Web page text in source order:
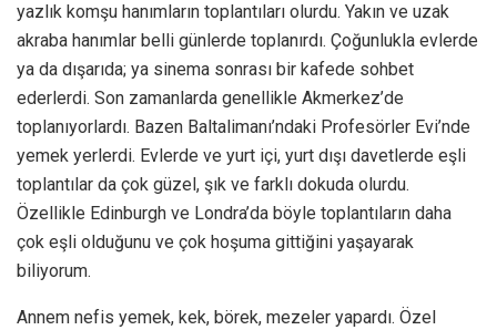
yazlık komşu hanımların toplantıları olurdu. Yakın ve uzak
akraba hanımlar belli günlerde toplanırdı. Çoğunlukla evlerde
ya da dışarıda; ya sinema sonrası bir kafede sohbet
ederlerdi. Son zamanlarda genellikle Akmerkez’de
toplanıyorlardı. Bazen Baltalimanı’ndaki Profesörler Evi’nde
yemek yerlerdi. Evlerde ve yurt içi, yurt dışı davetlerde eşli
toplantılar da çok güzel, şık ve farklı dokuda olurdu.
Özellikle Edinburgh ve Londra’da böyle toplantıların daha
çok eşli olduğunu ve çok hoşuma gittiğini yaşayarak
biliyorum.
Annem nefis yemek, kek, börek, mezeler yapardı. Özel